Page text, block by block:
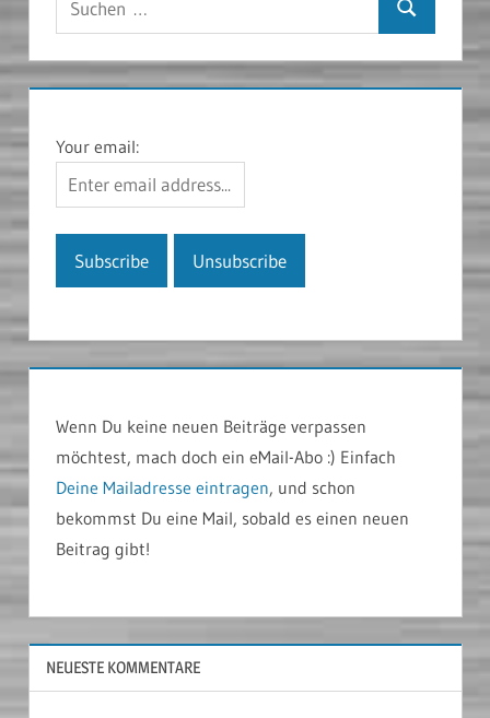
Suchen
Your email:
Wenn Du keine neuen Beiträge verpassen
möchtest, mach doch ein eMail-Abo :) Einfach
Deine Mailadresse eintragen, und schon
bekommst Du eine Mail, sobald es einen neuen
Beitrag gibt!
NEUESTE KOMMENTARE